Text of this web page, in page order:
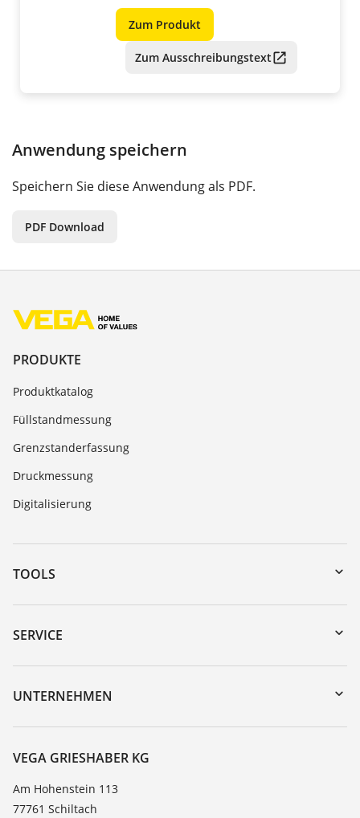
Zum Produkt
Zum Ausschreibungstext
Anwendung speichern
Speichern Sie diese Anwendung als PDF.
PDF Download
PRODUKTE
Produktkatalog
Füllstandmessung
Grenzstanderfassung
Druckmessung
Digitalisierung
TOOLS
Download-Center
Gerätesuche (Seriennummer)
DTM Collection/PACTware
SERVICE
Geräterücksendung
Trainings
TeamViewer
UNTERNEHMEN
Karriere
Über VEGA
Kontakt
News
VEGA GRIESHABER KG
Am Hohenstein 113
77761 Schiltach